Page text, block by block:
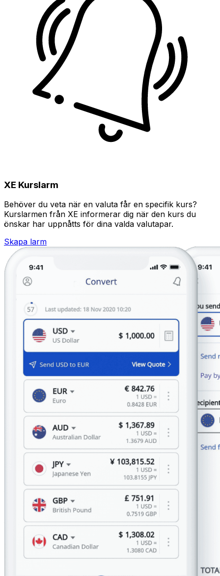
XE Kurslarm
Behöver du veta när en valuta får en specifik kurs?
Kurslarmen från XE informerar dig när den kurs du
önskar har uppnåtts för dina valda valutapar.
Skapa larm